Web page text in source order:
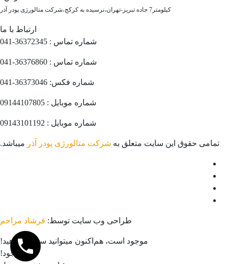
کیلومتر7 جاده تبریز-تهران،نرسیده به کرکج،شرکت متالورژی پودر آذر
ارتباط با ما
شماره تماس : 36372345-041
شماره تماس : 36376860-041
شماره فکس: 36373046-041
شماره موبایل : 09144107805
شماره موبایل : 09143101192
تمامی حقوق این سایت متعلق به شرکت متالورژی پودر آذر میباشد.
طراحی وب سایت توسط: فرشاد مراحم
موجود است، هم‌اکنون میتوانید سفارش دهید!
ناموجود!